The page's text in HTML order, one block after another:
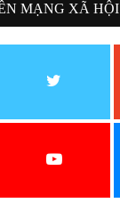
MẠNG XÃ HỘI